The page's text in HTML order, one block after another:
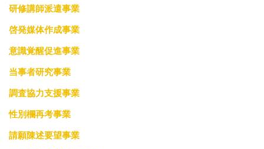
研修講師派遣事業
啓発媒体作成事業
意識覚醒促進事業
当事者研究事業
調査協力支援事業
性別欄再考事業
請願陳述要望事業